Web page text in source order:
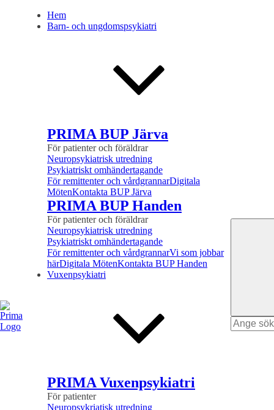
Hem
Barn- och ungdomspsykiatri
PRIMA BUP Järva
För patienter och föräldrar
Neuropsykiatrisk utredning
Psykiatriskt omhändertagande
För remittenter och vårdgrannarDigitala
MötenKontakta BUP Järva
PRIMA BUP Handen
För patienter och föräldrar
Neuropsykiatrisk utredning
Psykiatriskt omhändertagande
För remittenter och vårdgrannarVi som jobbar
härDigitala MötenKontakta BUP Handen
Vuxenpsykiatri
PRIMA Vuxenpsykiatri
För patienter
Neuropsykriatisk utredning
Search
for